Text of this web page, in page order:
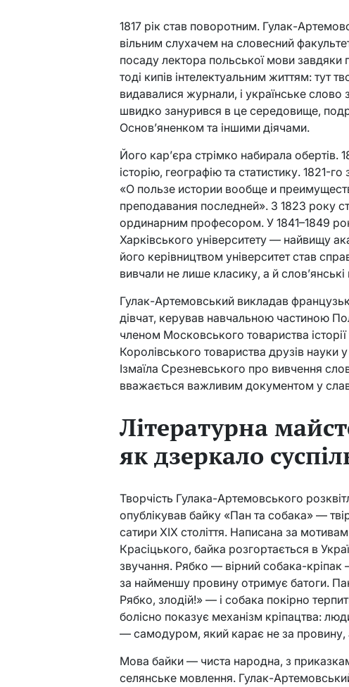
1817 рік став поворотним. Гулак-
вільним слухачем на словесний
посаду лектора польської мови завдяки
тоді кипів інтелектуальним життям: тут
видавалися журнали, і українське слово
швидко занурився в це середовище,
Основ’яненком та іншими діячами.
Його кар’єра стрімко набирала обертів.
історію, географію та статистику. 1821-
«О пользе истории вообще и
преподавания последней». З 1823 року
ординарним професором. У 1841–1849
Харківського університету — найвищу
його керівництвом університет став
вивчали не лише класику, а й
Гулак-Артемовський викладав
дівчат, керував навчальною частиною
членом Московського товариства
Королівського товариства друзів науки
Ізмаїла Срезневського про вивчення
вважається важливим документом у
Літературна
як дзеркало
Творчість Гулака-Артемовського
опублікував байку «Пан та собака» —
сатири XIX століття. Написана за
Красіцького, байка розгортається в
звучання. Рябко — вірний собака-
за найменшу провину отримує батоги.
Рябко, злодій!» — і собака покірно
болісно показує механізм кріпацтва:
— самодуром, який карає не за провину,
Мова байки — чиста народна, з
селянське мовлення. Гулак-